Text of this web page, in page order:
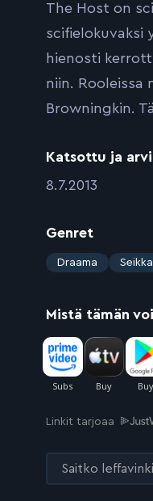
The Host on
scifielokuvaksi
hienosti
niin. Rooleissa
Browningkin.
Katsottu ja
:8.7.2013
Genret
:
Draama
Mistä tämän
Linkit tarjoaa
Saitko